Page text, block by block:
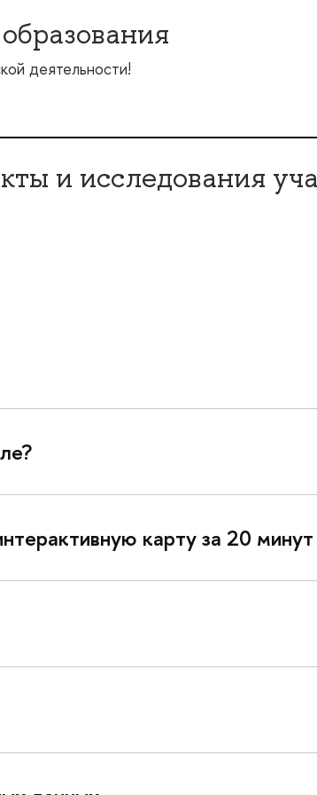
деятельности!
и исследования
карту за 20 минут